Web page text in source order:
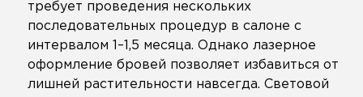
требует проведения нескольких
последовательных процедур в салоне с
интервалом 1–1,5 месяца. Однако лазерное
оформление бровей позволяет избавиться от
лишней растительности навсегда. Световой